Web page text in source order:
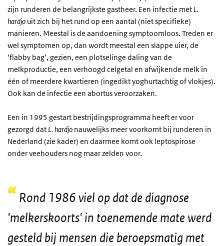
zijn runderen de belangrijkste gastheer. Een infectie met L.
hardjo uit zich bij het rund op een aantal (niet specifieke)
manieren. Meestal is de aandoening symptoomloos. Treden er
wel symptomen op, dan wordt meestal een slappe uier, de
‘flabby bag’, gezien, een plotselinge daling van de
melkproductie, een verhoogd celgetal en afwijkende melk in
één of meerdere kwartieren (ingedikt yoghurtachtig of vlokjes).
Ook kan de infectie een abortus veroorzaken.
Een in 1995 gestart bestrijdingsprogramma heeft er voor
gezorgd dat L. hardjo nauwelijks meer voorkomt bij runderen in
Nederland (zie kader) en daarmee komt ook leptospirose
onder veehouders nog maar zelden voor.
Rond 1986 viel op dat de diagnose
'melkerskoorts' in toenemende mate werd
gesteld bij mensen die beroepsmatig met